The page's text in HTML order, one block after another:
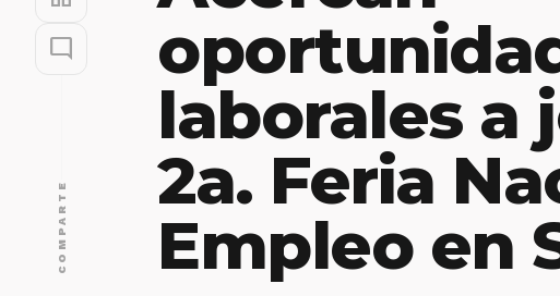
mode_comment
COMPARTE
laborales a
2a. Feria
Empleo en